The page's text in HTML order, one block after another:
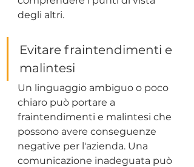
degli altri.
Evitare fraintendimenti e
malintesi
Un linguaggio ambiguo o poco
chiaro può portare a
fraintendimenti e malintesi che
possono avere conseguenze
negative per l'azienda. Una
comunicazione inadeguata può